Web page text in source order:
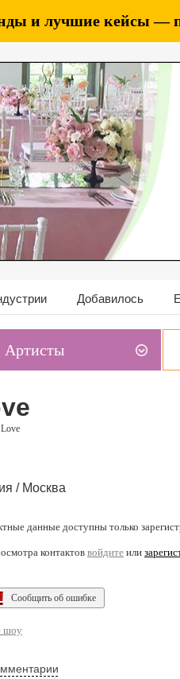
и лучшие кейсы —
Добавилось
Артисты
/ Москва
данные доступны только
контактоввойдите или
Сообщить об ошибке
шоу